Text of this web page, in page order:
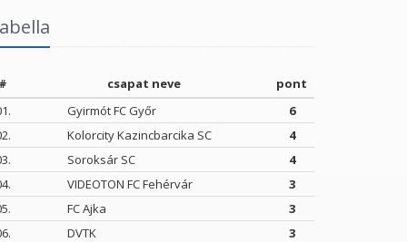
csapat neve
pont
Gyirmót FC Győr
6
Kolorcity Kazincbarcika SC
4
Soroksár SC
4
VIDEOTON FC Fehérvár
3
FC Ajka
3
DVTK 3